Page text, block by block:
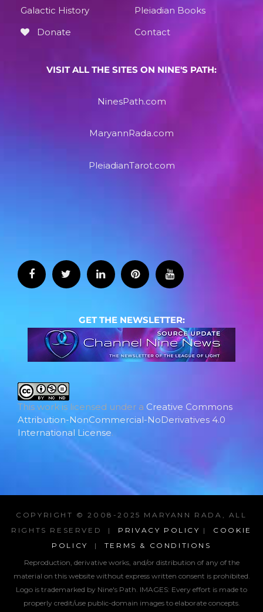
Galactic History
Pleiadian Books
Donate
Contact
VISIT ALL THE SITES ON NINE'S PATH:
NinesPath.com
MaryannRada.com
PleiadianTarot.com
GET THE NEWSLETTER:
This work is licensed under a Creative Commons
Attribution-NonCommercial-NoDerivatives 4.0
International License.
COPYRIGHT © 2008-2025 MARYANN RADA, ALL
RIGHTS RESERVED | PRIVACY POLICY | COOKIE
POLICY
| TERMS & CONDITIONS
Reproduction, derivative works, and/or distribution of any of the
material on this website without express written consent is prohibited.
Logo is trademarked by Nine's Path. IMAGES: Every effort is made to
properly credit/use public-domain images to elaborate concepts.